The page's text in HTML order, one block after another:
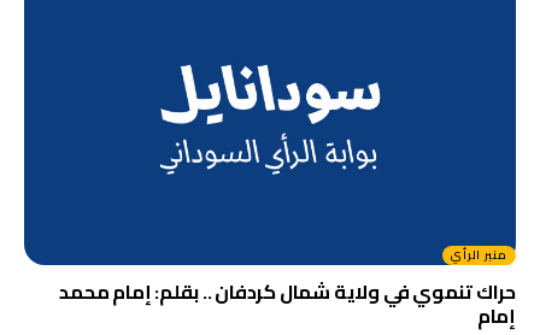
منبر الرأي
حراك تنموي في ولاية شمال كردفان .. بقلم: إمام محمد
إمام